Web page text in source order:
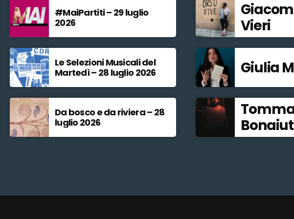
#MaiPartiti – 29 luglio
2026
Le Selezioni Musicali del
Martedì – 28 luglio 2026
Da bosco e da riviera – 28
luglio 2026
Vieri
Giulia